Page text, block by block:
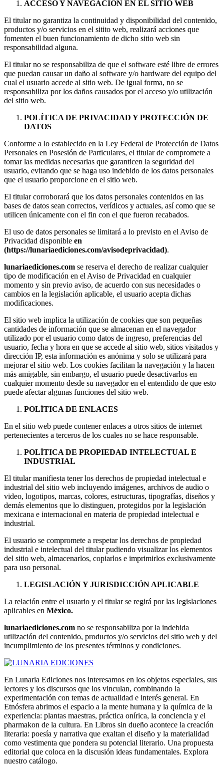
ACCESO Y NAVEGACIÓN EN EL SITIO WEB
El titular no garantiza la continuidad y disponibilidad del contenido,
productos y/o servicios en el sitito web, realizará acciones que
fomenten el buen funcionamiento de dicho sitio web sin
responsabilidad alguna.
El titular no se responsabiliza de que el software esté libre de errores
que puedan causar un daño al software y/o hardware del equipo del
cual el usuario accede al sitio web. De igual forma, no se
responsabiliza por los daños causados por el acceso y/o utilización
del sitio web.
POLÍTICA DE PRIVACIDAD Y PROTECCIÓN DE
DATOS
Conforme a lo establecido en la Ley Federal de Protección de Datos
Personales en Posesión de Particulares, el titular de compromete a
tomar las medidas necesarias que garanticen la seguridad del
usuario, evitando que se haga uso indebido de los datos personales
que el usuario proporcione en el sitio web.
El titular corroborará que los datos personales contenidos en las
bases de datos sean correctos, verídicos y actuales, así como que se
utilicen únicamente con el fin con el que fueron recabados.
El uso de datos personales se limitará a lo previsto en el Aviso de
Privacidad disponible en
(https://lunariaediciones.com/avisodeprivacidad).
lunariaediciones.com se reserva el derecho de realizar cualquier
tipo de modificación en el Aviso de Privacidad en cualquier
momento y sin previo aviso, de acuerdo con sus necesidades o
cambios en la legislación aplicable, el usuario acepta dichas
modificaciones.
El sitio web implica la utilización de cookies que son pequeñas
cantidades de información que se almacenan en el navegador
utilizado por el usuario como datos de ingreso, preferencias del
usuario, fecha y hora en que se accede al sitio web, sitios visitados y
dirección IP, esta información es anónima y solo se utilizará para
mejorar el sitio web. Los cookies facilitan la navegación y la hacen
más amigable, sin embargo, el usuario puede desactivarlos en
cualquier momento desde su navegador en el entendido de que esto
puede afectar algunas funciones del sitio web.
POLÍTICA DE ENLACES
En el sitio web puede contener enlaces a otros sitios de internet
pertenecientes a terceros de los cuales no se hace responsable.
POLÍTICA DE PROPIEDAD INTELECTUAL E
INDUSTRIAL
El titular manifiesta tener los derechos de propiedad intelectual e
industrial del sitio web incluyendo imágenes, archivos de audio o
video, logotipos, marcas, colores, estructuras, tipografías, diseños y
demás elementos que lo distinguen, protegidos por la legislación
mexicana e internacional en materia de propiedad intelectual e
industrial.
El usuario se compromete a respetar los derechos de propiedad
industrial e intelectual del titular pudiendo visualizar los elementos
del sitio web, almacenarlos, copiarlos e imprimirlos exclusivamente
para uso personal.
LEGISLACIÓN Y JURISDICCIÓN APLICABLE
La relación entre el usuario y el titular se regirá por las legislaciones
aplicables en México.
lunariaediciones.com no se responsabiliza por la indebida
utilización del contenido, productos y/o servicios del sitio web y del
incumplimiento de los presentes términos y condiciones.
En Lunaria Ediciones nos interesamos en los objetos especiales, sus
lectores y los discursos que los vinculan, combinando la
experimentación con temas de actualidad e interés general. En
Etnósfera abrimos el espacio a la mente humana y la química de la
experiencia: plantas maestras, práctica onírica, la conciencia y el
pharmakon de la cultura. En Libros sin dueño acontece la creación
literaria: poesía y narrativa que exaltan el diseño y la materialidad
como vestimenta que pondera su potencial literario. Una propuesta
editorial que coloca en la discusión ideas fundamentales. Explora
nuestro catálogo.